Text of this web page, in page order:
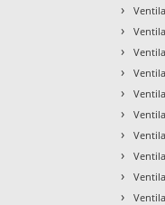
›
›
›
›
›
›
›
›
›
›